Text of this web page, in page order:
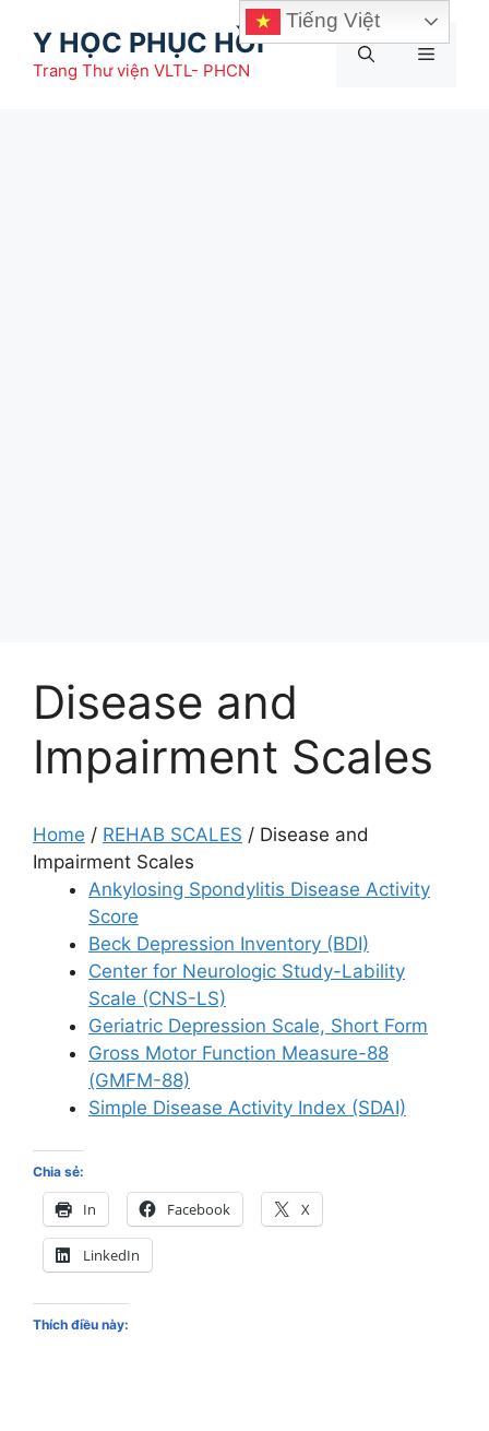
Y HỌC PHỤC HỒI
Trang Thư viện VLTL- PHCN
Menu
Disease and
Impairment Scales
Home / REHAB SCALES / Disease and
Impairment Scales
Ankylosing Spondylitis Disease Activity
Score
Beck Depression Inventory (BDI)
Center for Neurologic Study-Lability
Scale (CNS-LS)
Geriatric Depression Scale, Short Form
Gross Motor Function Measure-88
(GMFM-88)
Simple Disease Activity Index (SDAI)
Chia sẻ:
In Facebook X
LinkedIn
Thích điều này:
Tiếng Việt